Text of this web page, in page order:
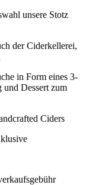
unsere Stotz
der Ciderkellerei,
in Form eines 3-
und Dessert zum
Ciders
inklusive